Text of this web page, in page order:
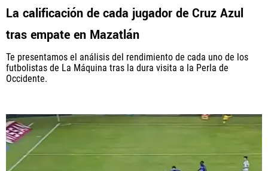
La calificación de cada jugador de Cruz Azul
tras empate en Mazatlán
Te presentamos el análisis del rendimiento de cada uno de los
futbolistas de La Máquina tras la dura visita a la Perla de
Occidente.